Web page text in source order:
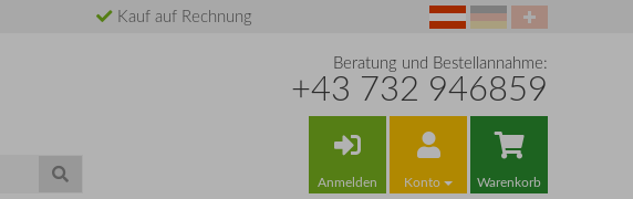
Kauf auf Rechnung
Beratung und Bestellannahme:
+43 732 946859
Anmelden Konto Warenkorb